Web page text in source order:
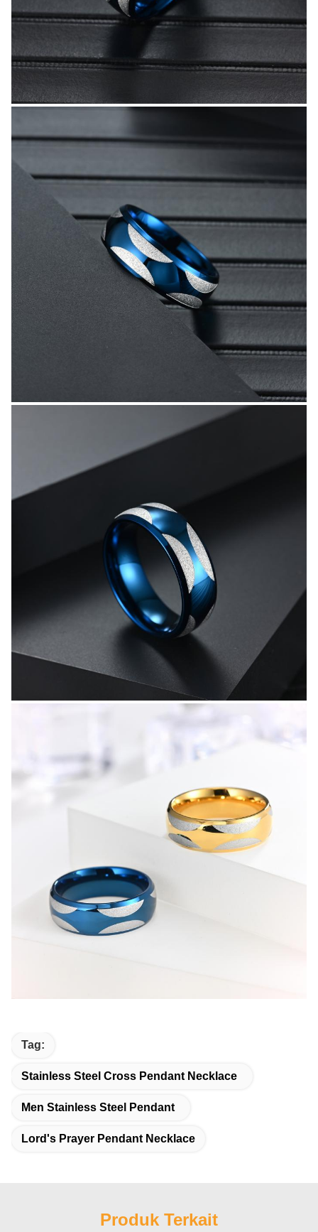
Tag:
Stainless Steel Cross Pendant Necklace
Men Stainless Steel Pendant
Lord's Prayer Pendant Necklace
Produk Terkait